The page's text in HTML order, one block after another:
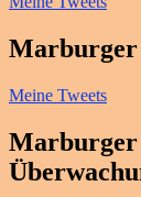
Marburger
Meine Tweets
Marburger